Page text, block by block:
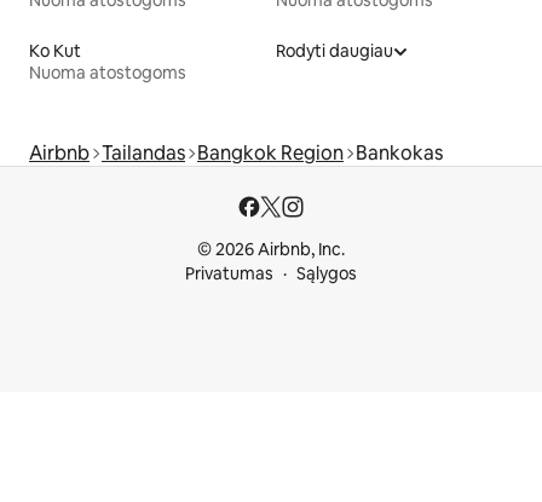
Ko Kut
Nuoma atostogoms
Rodyti daugiau
Airbnb Tailandas Bangkok Region Bankokas
© 2026 Airbnb, Inc.
Privatumas
Sąlygos